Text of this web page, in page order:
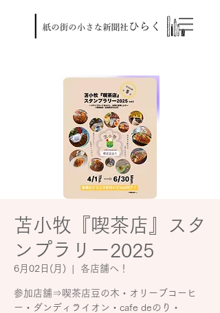
苫小牧『喫茶店』スタ
ンプラリー2025
6月02日(月) 各店舗へ！
参加店舗⇒喫茶店豆の木・オリーブコーヒ
ー・ダンディライオン・cafe deのり・